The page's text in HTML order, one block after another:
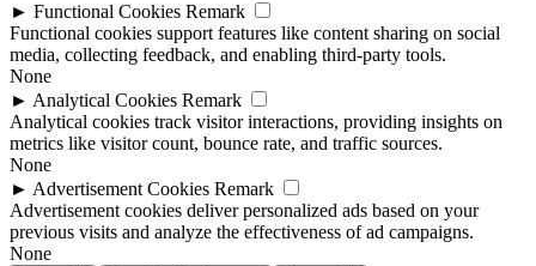
► Functional Cookies Remark
Functional cookies support features like content sharing on social
media, collecting feedback, and enabling third-party tools.
None
► Analytical Cookies Remark
Analytical cookies track visitor interactions, providing insights on
metrics like visitor count, bounce rate, and traffic sources.
None
► Advertisement Cookies Remark
Advertisement cookies deliver personalized ads based on your
previous visits and analyze the effectiveness of ad campaigns.
None